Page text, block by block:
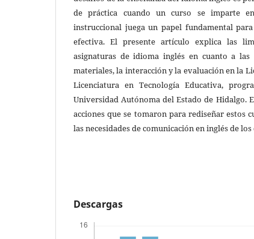
de práctica cuando un curso se imparte
instruccional juega un papel fundamental
efectiva. El presente artículo explica las
asignaturas de idioma inglés en cuanto a
materiales, la interacción y la evaluación en la
Licenciatura en Tecnología Educativa,
Universidad Autónoma del Estado de Hidalgo.
acciones que se tomaron para rediseñar estos
las necesidades de comunicación en inglés de
Descargas